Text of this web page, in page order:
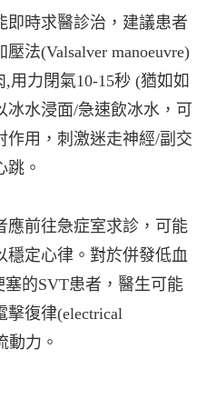
即時求醫診治，建議患者
法(Valsalver manoeuvre)
用力閉氣10-15秒 (猶如如
水浸面/急速飲冰水，可
作用，刺激迷走神經/副交
跳。
應前往急症室求診，可能
穩定心律。對於併發低血
的SVT患者，醫生可能
擊復律(electrical
動力。